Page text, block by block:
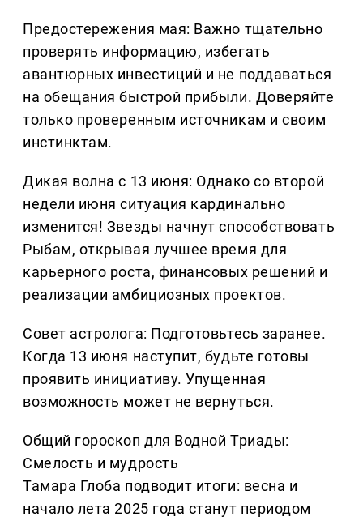
Предостережения мая: Важно тщательно
проверять информацию, избегать
авантюрных инвестиций и не поддаваться
на обещания быстрой прибыли. Доверяйте
только проверенным источникам и своим
инстинктам.
Дикая волна с 13 июня: Однако со второй
недели июня ситуация кардинально
изменится! Звезды начнут способствовать
Рыбам, открывая лучшее время для
карьерного роста, финансовых решений и
реализации амбициозных проектов.
Совет астролога: Подготовьтесь заранее.
Когда 13 июня наступит, будьте готовы
проявить инициативу. Упущенная
возможность может не вернуться.
Общий гороскоп для Водной Триады:
Смелость и мудрость
Тамара Глоба подводит итоги: весна и
начало лета 2025 года станут периодом